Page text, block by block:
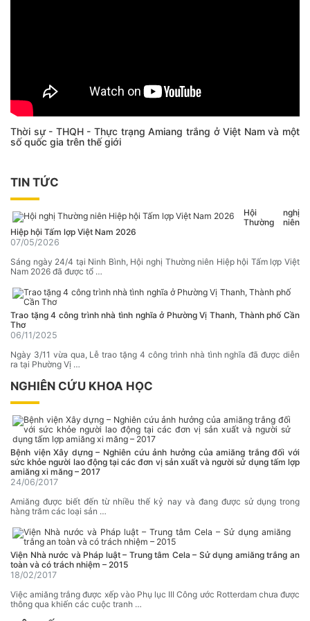
Thời sự - THQH - Thực trạng Amiang trắng ở Việt Nam và một
số quốc gia trên thế giới
TIN TỨC
Hội nghị
Thường niên
Hiệp hội Tấm lợp Việt Nam 2026
07/05/2026
Sáng ngày 24/4 tại Ninh Bình, Hội nghị Thường niên Hiệp hội Tấm lợp Việt
Nam 2026 đã được tổ …
Trao tặng 4 công trình nhà tình nghĩa ở Phường Vị Thanh, Thành phố Cần
Thơ
06/11/2025
Ngày 3/11 vừa qua, Lễ trao tặng 4 công trình nhà tình nghĩa đã được diễn
ra tại Phường Vị …
NGHIÊN CỨU KHOA HỌC
Bệnh viện Xây dựng – Nghiên cứu ảnh hưởng của amiăng trắng đối với
sức khỏe người lao động tại các đơn vị sản xuất và người sử dụng tấm lợp
amiăng xi măng – 2017
24/06/2017
Amiăng được biết đến từ nhiều thế kỷ nay và đang được sử dụng trong
hàng trăm các loại sản …
Viện Nhà nước và Pháp luật – Trung tâm Cela – Sử dụng amiăng trắng an
toàn và có trách nhiệm – 2015
18/02/2017
Việc amiăng trắng được xếp vào Phụ lục III Công ước Rotterdam chưa được
thông qua khiến các cuộc tranh …